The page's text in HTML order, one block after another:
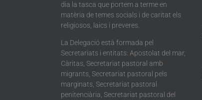
dia la tasca que portem a terme en
matèria de temes socials i de caritat els
religiosos, laics i preveres.
La Delegació està formada pel
Secretariats i entitats: Apostolat del mar,
Càritas, Secretariat pastoral amb
migrants, Secretariat pastoral pels
marginats, Secretariat pastoral
penitenciària, Secretariat pastoral del